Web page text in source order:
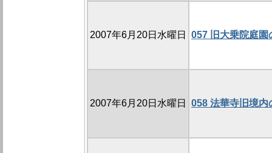
2007年6月20日水曜日 057 旧大乗院庭園
2007年6月20日水曜日 058 法華寺旧境内